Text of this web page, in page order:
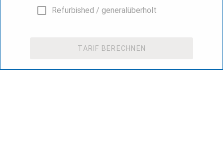
Refurbished / generalüberholt
TARIF BERECHNEN